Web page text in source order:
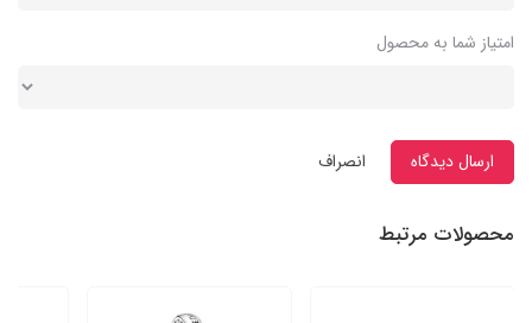
امتیاز شما به محصول
ارسال دیدگاه انصراف
محصولات مرتبط